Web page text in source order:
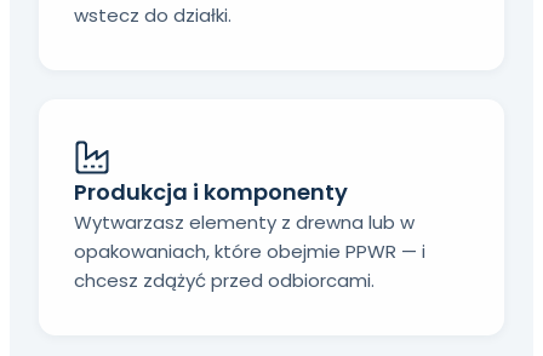
wstecz do działki.
Produkcja i komponenty
Wytwarzasz elementy z drewna lub w
opakowaniach, które obejmie PPWR — i
chcesz zdążyć przed odbiorcami.